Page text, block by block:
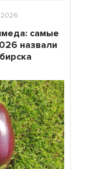
самые
назвали